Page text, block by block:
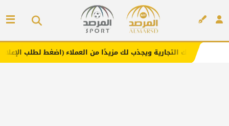
ويجذب لك مزيدًا من العملاء (اضغط لطلب الإعلان)